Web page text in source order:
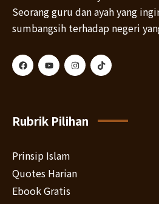
Seorang guru dan ayah yang
sumbangsih terhadap negeri
Rubrik Pilihan
Prinsip Islam
Quotes Harian
Ebook Gratis